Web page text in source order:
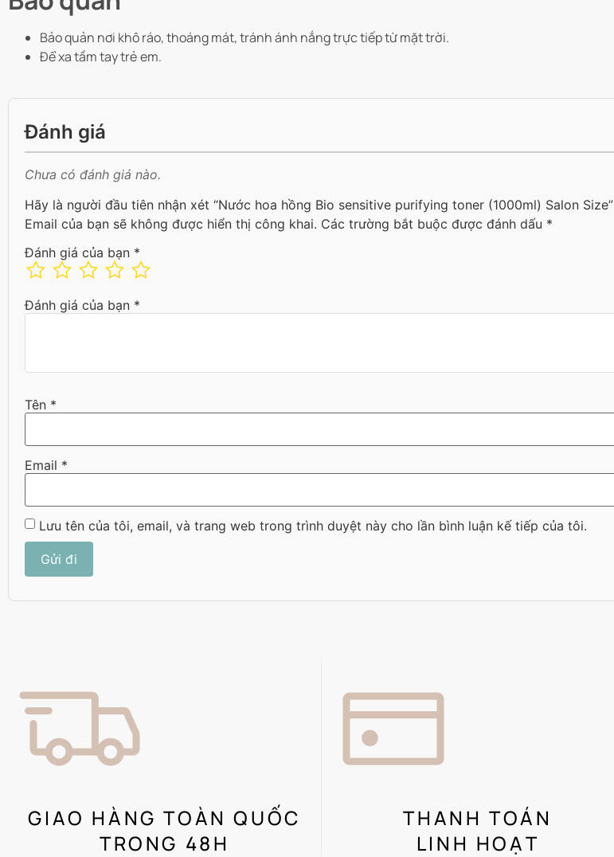
Bảo quản nơi khô ráo, thoáng mát, tránh ánh nắng trực tiếp từ mặt trời.
Để xa tầm tay trẻ em.
Đánh giá
Chưa có đánh giá nào.
Hãy là người đầu tiên nhận xét “Nước hoa hồng Bio sensitive purifying toner (1000ml) Salon Size”
Email của bạn sẽ không được hiển thị công khai. Các trường bắt buộc được đánh dấu *
Đánh giá của bạn *
Đánh giá của bạn *
Tên *
Email *
Lưu tên của tôi, email, và trang web trong trình duyệt này cho lần bình luận kế tiếp của tôi.
GIAO HÀNG TOÀN QUỐC
TRONG 48H
THANH TOÁN
LINH HOẠT